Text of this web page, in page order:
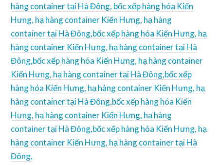
hàng container tại Hà Đông, bốc xếp hàng hóa Kiến
Hưng, hạ hàng container Kiến Hưng, hạ hàng
container tại Hà Đông,bốc xếp hàng hóa Kiến Hưng, hạ
hàng container Kiến Hưng, hạ hàng container tại Hà
Đông,bốc xếp hàng hóa Kiến Hưng, hạ hàng container
Kiến Hưng, hạ hàng container tại Hà Đông,bốc xếp
hàng hóa Kiến Hưng, hạ hàng container Kiến Hưng, hạ
hàng container tại Hà Đông,bốc xếp hàng hóa Kiến
Hưng, hạ hàng container Kiến Hưng, hạ hàng
container tại Hà Đông,bốc xếp hàng hóa Kiến Hưng, hạ
hàng container Kiến Hưng, hạ hàng container tại Hà
Đông,